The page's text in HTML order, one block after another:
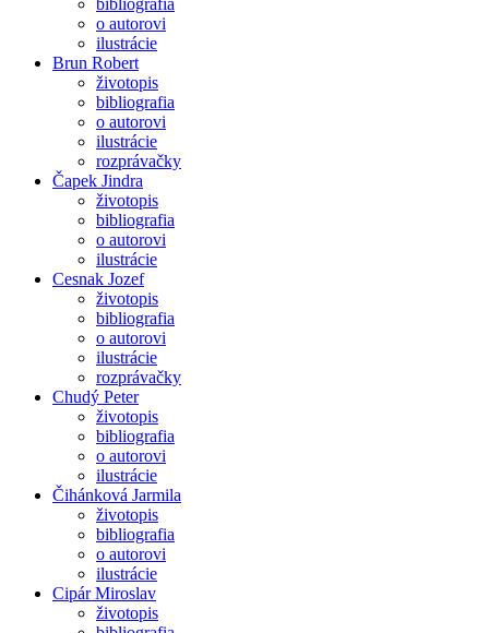
bibliografia
o autorovi
ilustrácie
Brun Robert
životopis
bibliografia
o autorovi
ilustrácie
rozprávačky
Čapek Jindra
životopis
bibliografia
o autorovi
ilustrácie
Cesnak Jozef
životopis
bibliografia
o autorovi
ilustrácie
rozprávačky
Chudý Peter
životopis
bibliografia
o autorovi
ilustrácie
Čihánková Jarmila
životopis
bibliografia
o autorovi
ilustrácie
Cipár Miroslav
životopis